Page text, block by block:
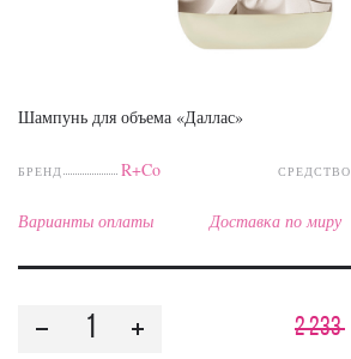
Шампунь для объема «Даллас»
БРЕНД R+Co СРЕДСТВО
Варианты оплаты Доставка по миру
2 233